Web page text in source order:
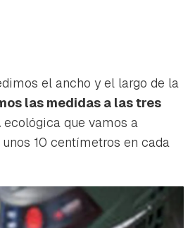
el ancho y el largo de la
las medidas a las tres
ecológica que vamos a
10 centímetros en cada